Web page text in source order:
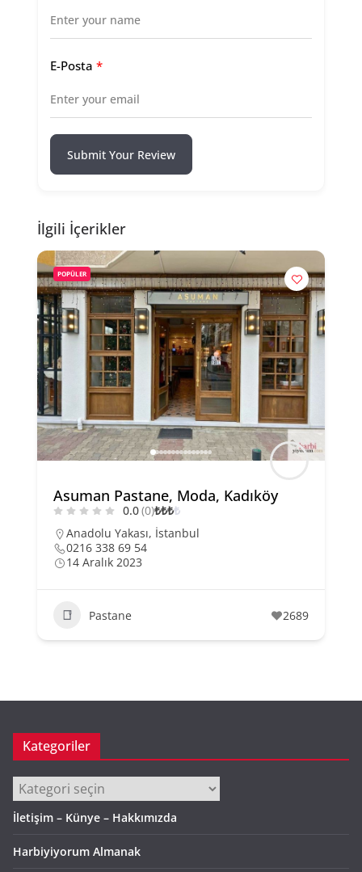
E-Posta *
Submit Your Review
İlgili İçerikler
POPÜLER
Asuman Pastane, Moda, Kadıköy
0.0(0)₺₺₺₺
Anadolu Yakası, İstanbul
0216 338 69 54
14 Aralık 2023
Pastane 2689
Kategoriler
Kategoriler
İletişim – Künye – Hakkımızda
Harbiyiyorum Almanak